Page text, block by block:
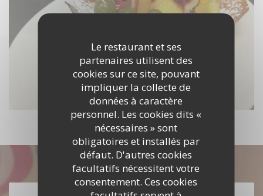
Le restaurant et ses
partenaires utilisent des
cookies sur ce site, pouvant
impliquer la collecte de
données à caractère
personnel. Les cookies dits «
nécessaires » sont
obligatoires et installés par
défaut. D'autres cookies
facultatifs nécessitent votre
consentement. Ces cookies
Découvrir notre carte